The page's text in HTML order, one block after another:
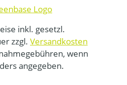
inkl. gesetzl.
zzgl. Versandkosten
wenn
angegeben.